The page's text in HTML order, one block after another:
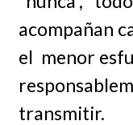
acompañan
el menor
transmitir.